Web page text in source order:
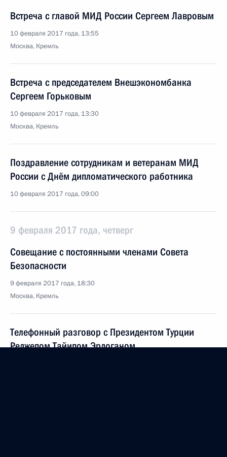
Встреча с главой МИД России Сергеем Лавровым
10 февраля 2017 года, 13:55
Москва, Кремль
Встреча с председателем Внешэкономбанка
Сергеем Горьковым
10 февраля 2017 года, 13:30
Москва, Кремль
Поздравление сотрудникам и ветеранам МИД
России с Днём дипломатического работника
10 февраля 2017 года, 09:00
9 февраля 2017 года, четверг
Совещание с постоянными членами Совета
Безопасности
9 февраля 2017 года, 18:30
Москва, Кремль
Телефонный разговор с Президентом Турции
Реджепом Тайипом Эрдоганом